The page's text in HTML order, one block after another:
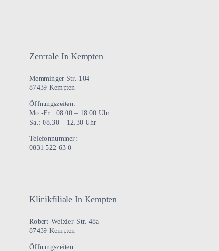
Zentrale In Kempten
Memminger Str. 104
87439 Kempten
Öffnungszeiten:
Mo.-Fr.: 08.00 – 18.00 Uhr
Sa.: 08.30 – 12.30 Uhr
Telefonnummer:
0831 522 63-0
Klinikfiliale In Kempten
Robert-Weixler-Str. 48a
87439 Kempten
Öffnungszeiten: